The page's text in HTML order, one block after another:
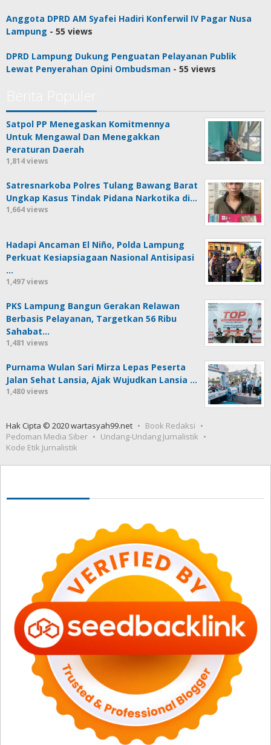
Anggota DPRD AM Syafei Hadiri Konferwil IV Pagar Nusa
Lampung - 55 views
DPRD Lampung Dukung Penguatan Pelayanan Publik
Lewat Penyerahan Opini Ombudsman - 55 views
Satpol PP Menegaskan Komitmennya
Untuk Mengawal Dan Menegakkan
Peraturan Daerah
1,814 views
Satresnarkoba Polres Tulang Bawang Barat
Ungkap Kasus Tindak Pidana Narkotika di…
1,664 views
Hadapi Ancaman El Niño, Polda Lampung
Perkuat Kesiapsiagaan Nasional Antisipasi
…
1,497 views
PKS Lampung Bangun Gerakan Relawan
Berbasis Pelayanan, Targetkan 56 Ribu
Sahabat…
1,481 views
Purnama Wulan Sari Mirza Lepas Peserta
Jalan Sehat Lansia, Ajak Wujudkan Lansia …
1,480 views
Hak Cipta © 2020 wartasyah99.net
Book Redaksi
Pedoman Media Siber
Undang-Undang Jurnalistik
Kode Etik Jurnalistik